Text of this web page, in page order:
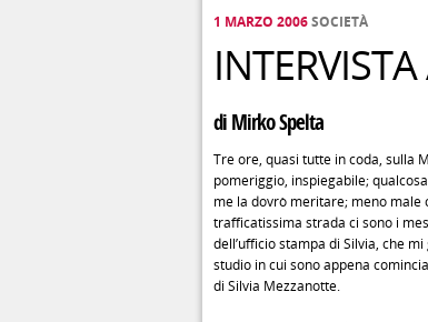
1 MARZO 2006SOCIETÀ
di Mirko Spelta
Tre ore, quasi tutte in coda, sulla
pomeriggio, inspiegabile;
me la dovrò meritare; meno male
trafficatissima strada ci sono i
dell’ufficio stampa di Silvia, che
studio in cui sono appena
di Silvia Mezzanotte.